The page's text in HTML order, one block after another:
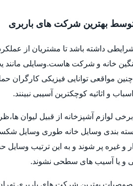
توسط بهترین شرکت های باربری
داشته باشد تا مشتریان از
خانه و شرکت هاست.وسایلی
مواقعی توانایی فیزیکی کارگران
و اثاثیه کوچکترین آسیبی نبینند.
لوازم آشپزخانه از قبیل لیوان
وسایل خانه طوری وسایل
دار و غیره پر شوند و به این ترتیب
و یا آسیب های سطحی نشوند.